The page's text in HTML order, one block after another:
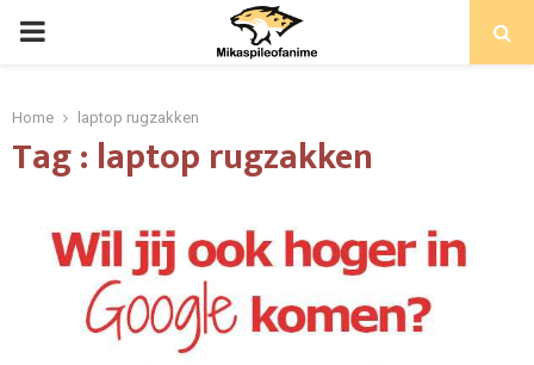
PRIMARY
Home laptop rugzakken
Tag : laptop rugzakken